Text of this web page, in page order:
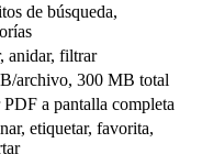
de búsqueda,
anidar, filtrar
archivo, 300 MB total
a pantalla completa
etiquetar, favorita,